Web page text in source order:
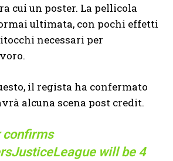
cui un poster. La pellicola
ultimata, con pochi effetti
necessari per
il regista ha confermato
alcuna scena post credit.
confirms
will be 4